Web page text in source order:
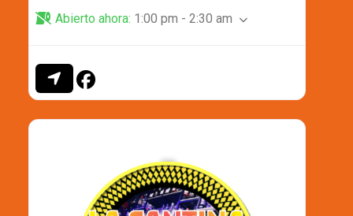
Abierto ahora: 1:00 pm - 2:30 am